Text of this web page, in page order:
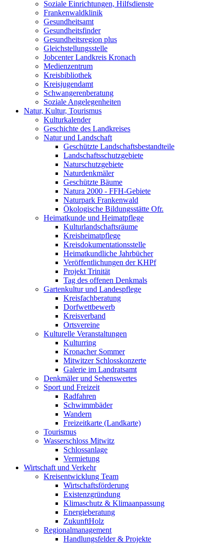
Soziale Einrichtungen, Hilfsdienste
Frankenwaldklinik
Gesundheitsamt
Gesundheitsfinder
Gesundheitsregion plus
Gleichstellungsstelle
Jobcenter Landkreis Kronach
Medienzentrum
Kreisbibliothek
Kreisjugendamt
Schwangerenberatung
Soziale Angelegenheiten
Natur, Kultur, Tourismus
Kulturkalender
Geschichte des Landkreises
Natur und Landschaft
Geschützte Landschaftsbestandteile
Landschaftsschutzgebiete
Naturschutzgebiete
Naturdenkmäler
Geschützte Bäume
Natura 2000 - FFH-Gebiete
Naturpark Frankenwald
Ökologische Bildungsstätte Ofr.
Heimatkunde und Heimatpflege
Kulturlandschaftsräume
Kreisheimatpflege
Kreisdokumentationsstelle
Heimatkundliche Jahrbücher
Veröffentlichungen der KHPf
Projekt Trinität
Tag des offenen Denkmals
Gartenkultur und Landespflege
Kreisfachberatung
Dorfwettbewerb
Kreisverband
Ortsvereine
Kulturelle Veranstaltungen
Kulturring
Kronacher Sommer
Mitwitzer Schlosskonzerte
Galerie im Landratsamt
Denkmäler und Sehenswertes
Sport und Freizeit
Radfahren
Schwimmbäder
Wandern
Freizeitkarte (Landkarte)
Tourismus
Wasserschloss Mitwitz
Schlossanlage
Vermietung
Wirtschaft und Verkehr
Kreisentwicklung Team
Wirtschaftsförderung
Existenzgründung
Klimaschutz & Klimaanpassung
Energieberatung
ZukunftHolz
Regionalmanagement
Handlungsfelder & Projekte